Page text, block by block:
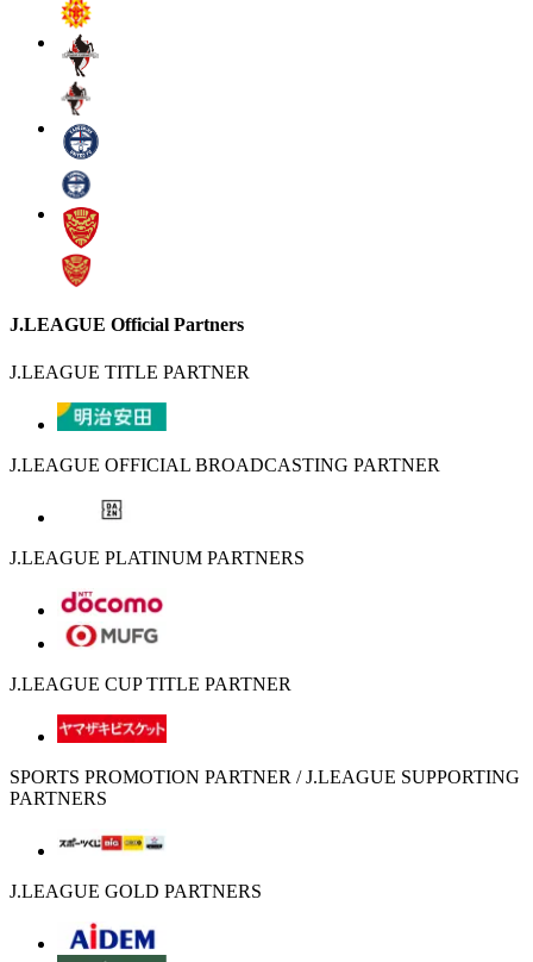
J.LEAGUE Official Partners
J.LEAGUE TITLE PARTNER
J.LEAGUE OFFICIAL BROADCASTING PARTNER
J.LEAGUE PLATINUM PARTNERS
J.LEAGUE CUP TITLE PARTNER
SPORTS PROMOTION PARTNER / J.LEAGUE SUPPORTING
PARTNERS
J.LEAGUE GOLD PARTNERS